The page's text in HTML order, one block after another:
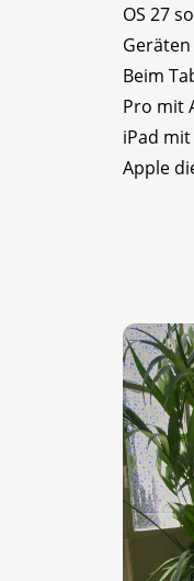
OS 27
Beim
Pro mit
iPad
Apple